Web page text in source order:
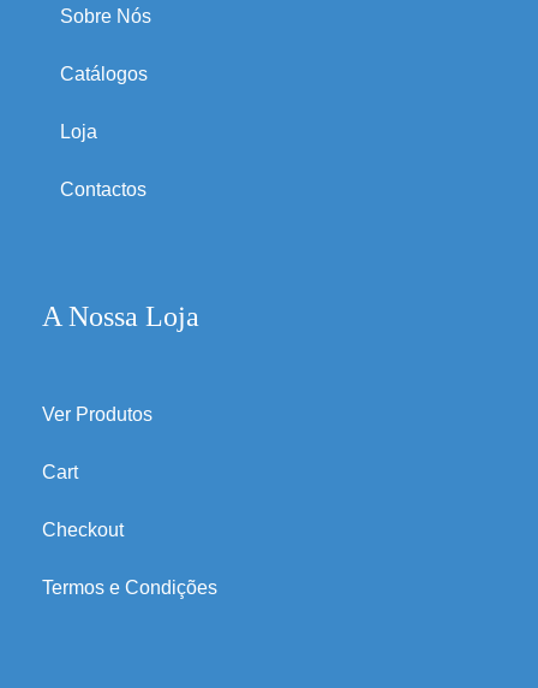
Sobre Nós
Catálogos
Loja
Contactos
A Nossa Loja
Ver Produtos
Cart
Checkout
Termos e Condições